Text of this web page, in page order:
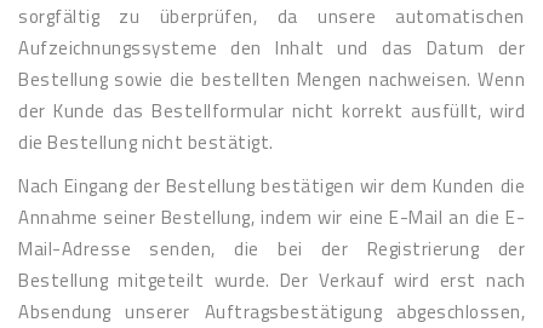
sorgfältig zu überprüfen, da unsere automatischen
Aufzeichnungssysteme den Inhalt und das Datum der
Bestellung sowie die bestellten Mengen nachweisen. Wenn
der Kunde das Bestellformular nicht korrekt ausfüllt, wird
die Bestellung nicht bestätigt.
Nach Eingang der Bestellung bestätigen wir dem Kunden die
Annahme seiner Bestellung, indem wir eine E-Mail an die E-
Mail-Adresse senden, die bei der Registrierung der
Bestellung mitgeteilt wurde. Der Verkauf wird erst nach
Absendung unserer Auftragsbestätigung abgeschlossen,